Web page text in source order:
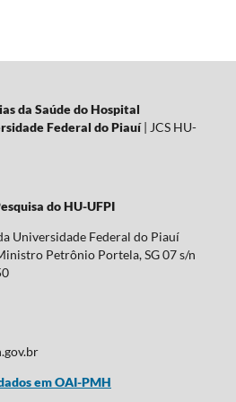
da Saúde do Hospital
Federal do Piauí| JCS HU-
do HU-UFPI
Universidade Federal do Piauí
Petrônio Portela, SG 07 s/n
em OAI-PMH